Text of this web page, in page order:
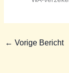
← Vorige Bericht